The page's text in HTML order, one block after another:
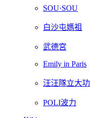
SOU·SOU
白沙屯媽祖
武德宮
Emily in Paris
汪汪隊立大功
POLI波力